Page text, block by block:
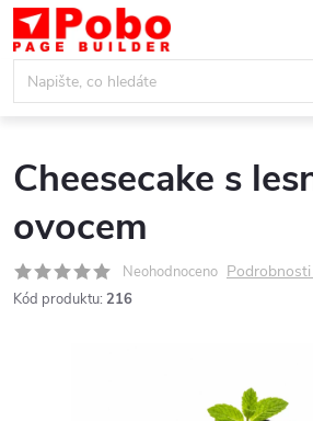
Přejít
na
obsah
Cheesecake s
ovocem
Neohodnoceno
Kód produktu: 216